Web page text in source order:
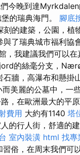
今晚到達Myrkdalen
的瑞典海門。 腳底
的建築，公園，植
與了瑞典城市福利協
，我建議我們可以在
的絲毫分支，
石牆，高瀑布和懸掛
而美麗的公墓中，一
，在歐洲最大的平
費用 大約有1140 塔
的行人街，舒適的
室內裝潢 html 找專
俗，在周末我們可